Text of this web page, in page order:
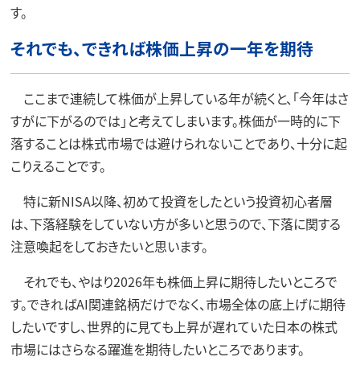
す。
それでも、できれば株価上昇の一年を期待
ここまで連続して株価が上昇している年が続くと、「今年はさ
すがに下がるのでは」と考えてしまいます。株価が一時的に下
落することは株式市場では避けられないことであり、十分に起
こりえることです。
特に新NISA以降、初めて投資をしたという投資初心者層
は、下落経験をしていない方が多いと思うので、下落に関する
注意喚起をしておきたいと思います。
それでも、やはり2026年も株価上昇に期待したいところで
す。できればAI関連銘柄だけでなく、市場全体の底上げに期待
したいですし、世界的に見ても上昇が遅れていた日本の株式
市場にはさらなる躍進を期待したいところであります。